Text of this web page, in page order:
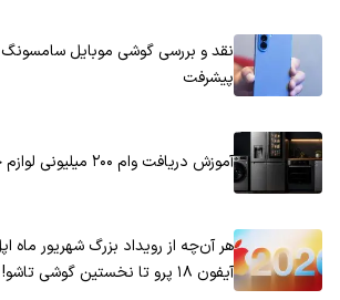
پیشرفت
آموزش دریافت وام ۲۰۰ میلیونی لوازم خانگی از جی‌اس‌ام پی
هر آن‌چه از رویداد بزرگ شهریور ماه
آیفون ۱۸ پرو تا نخستین گوشی تاشو!